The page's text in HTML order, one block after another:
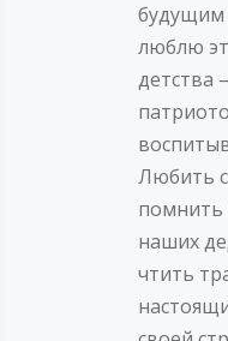
будущим
люблю
детства
Любить
помнить
наших
чтить